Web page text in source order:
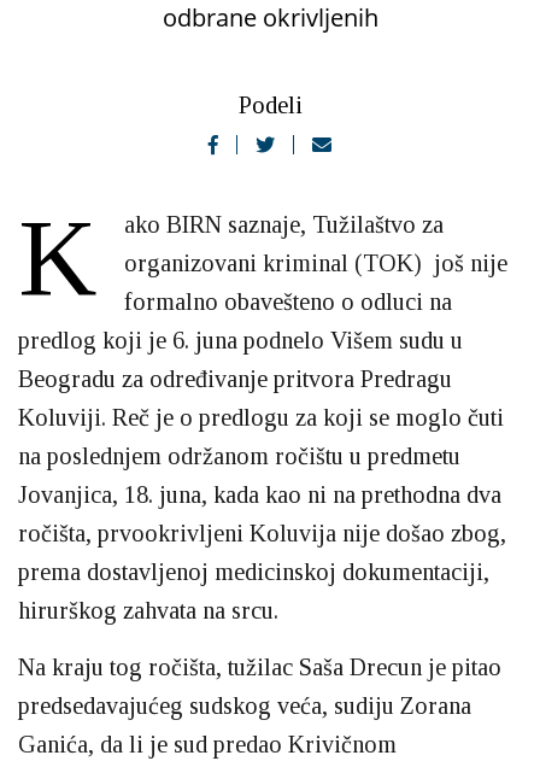
odbrane okrivljenih
Podeli
K
ako BIRN saznaje, Tužilaštvo za
organizovani kriminal (TOK) još nije
formalno obavešteno o odluci na
predlog koji je 6. juna podnelo Višem sudu u
Beogradu za određivanje pritvora Predragu
Koluviji. Reč je o predlogu za koji se moglo čuti
na poslednjem održanom ročištu u predmetu
Jovanjica, 18. juna, kada kao ni na prethodna dva
ročišta, prvookrivljeni Koluvija nije došao zbog,
prema dostavljenoj medicinskoj dokumentaciji,
hirurškog zahvata na srcu.
Na kraju tog ročišta, tužilac Saša Drecun je pitao
predsedavajućeg sudskog veća, sudiju Zorana
Ganića, da li je sud predao Krivičnom